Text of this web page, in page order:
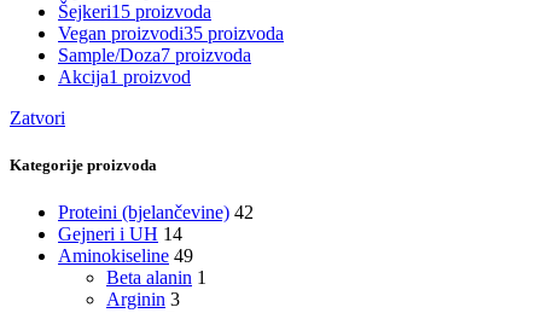
Šejkeri15 proizvoda
Vegan proizvodi35 proizvoda
Sample/Doza7 proizvoda
Akcija1 proizvod
Zatvori
Kategorije proizvoda
Proteini (bjelančevine) 42
Gejneri i UH 14
Aminokiseline 49
Beta alanin 1
Arginin 3